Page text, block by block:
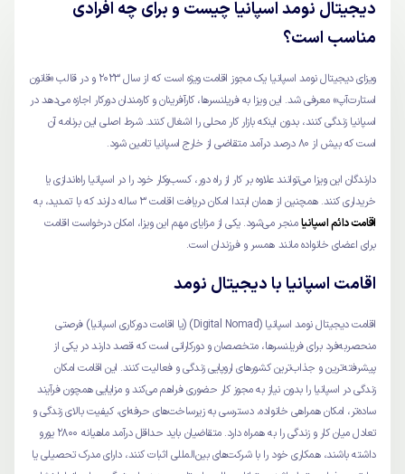
دیجیتال نومد اسپانیا چیست و برای چه افرادی
مناسب است؟
ویزای دیجیتال نومد اسپانیا یک مجوز اقامت ویژه است که از سال ۲۰۲۳ و در قالب «قانون
استارت‌آپ» معرفی شد. این ویزا به فریلنسرها، کارآفرینان و کارمندان دورکار اجازه می‌دهد در
اسپانیا زندگی کنند، بدون اینکه بازار کار محلی را اشغال کنند. شرط اصلی این برنامه آن
است که بیش از ۸۰ درصد درآمد متقاضی از خارج اسپانیا تامین شود.
دارندگان این ویزا می‌توانند علاوه بر کار از راه دور، کسب‌وکار خود را در اسپانیا راه‌اندازی یا
خریداری کنند. همچنین از همان ابتدا امکان دریافت اقامت ۳ ساله دارند که با تمدید، به
اقامت دائم اسپانیامنجر می‌شود. یکی از مزایای مهم این ویزا، امکان درخواست اقامت
برای اعضای خانواده مانند همسر و فرزندان است.
اقامت اسپانیا با دیجیتال نومد
اقامت دیجیتال نومد اسپانیا (Digital Nomad) (یا اقامت دورکاری اسپانیا) فرصتی
منحصربه‌فرد برای فریلنسرها، متخصصان و دورکارانی است که قصد دارند در یکی از
پیشرفته‌ترین و جذاب‌ترین کشورهای اروپایی زندگی و فعالیت کنند. این اقامت امکان
زندگی در اسپانیا را بدون نیاز به مجوز کار حضوری فراهم می‌کند و مزایایی همچون فرآیند
ساده‌تر، امکان همراهی خانواده، دسترسی به زیرساخت‌های حرفه‌ای، کیفیت بالای زندگی و
تعادل میان کار و زندگی را به همراه دارد. متقاضیان باید حداقل درآمد ماهیانه 2800 یورو
داشته باشند، همکاری خود را با شرکت‌های بین‌المللی اثبات کنند، دارای مدرک تحصیلی یا